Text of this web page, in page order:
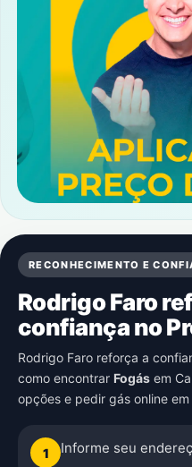
RECONHECIMENTO E
Rodrigo Faro
confiança no
Rodrigo Faro reforça a
como encontrar Fogás em
opções e pedir gás online
1 Informe seu